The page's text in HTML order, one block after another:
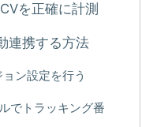
を正確に計測
連携する方法
ン設定を行う
でトラッキング番